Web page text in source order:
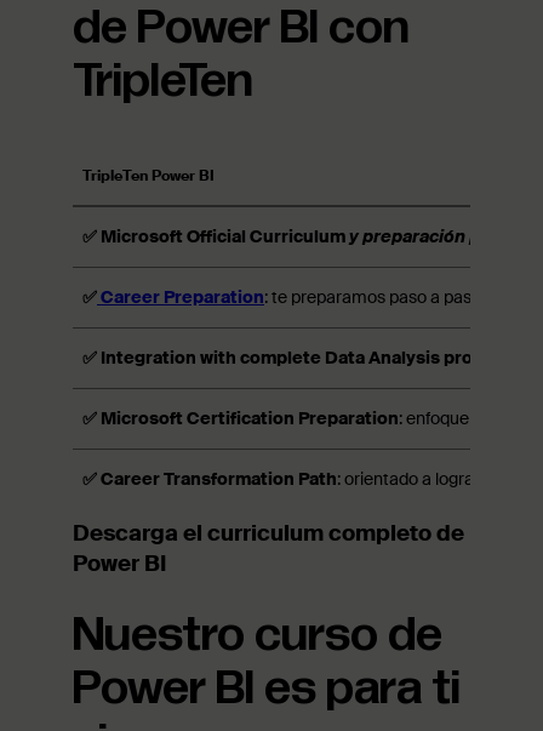
de Power BI con
TripleTen
TripleTen Power BI
✅ Microsoft Official Curriculumy preparación para
✅Career Preparation: te preparamos paso a paso para
✅ Integration with complete Data Analysis program
✅ Microsoft Certification Preparation: enfoque
✅ Career Transformation Path: orientado a lograr un
Descarga el curriculum completo de
Power BI
Nuestro curso de
Power BI es para ti